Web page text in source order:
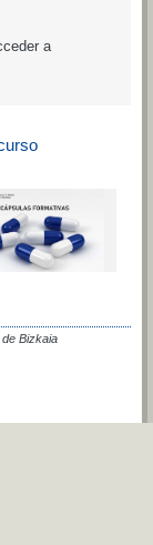
a
Bizkaia